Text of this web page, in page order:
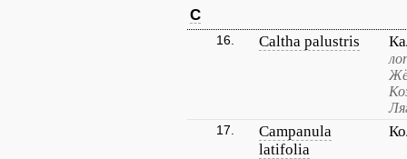
C
16. Caltha palustris
17.
Campanula
latifolia